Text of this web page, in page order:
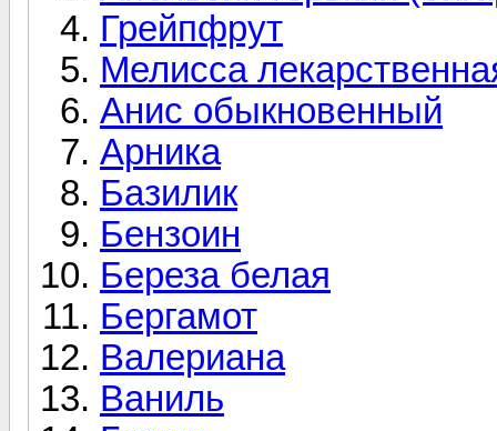
Грейпфрут
Мелисса
Анис обыкновенный
Арника
Базилик
Бензоин
Береза белая
Бергамот
Валериана
Ваниль